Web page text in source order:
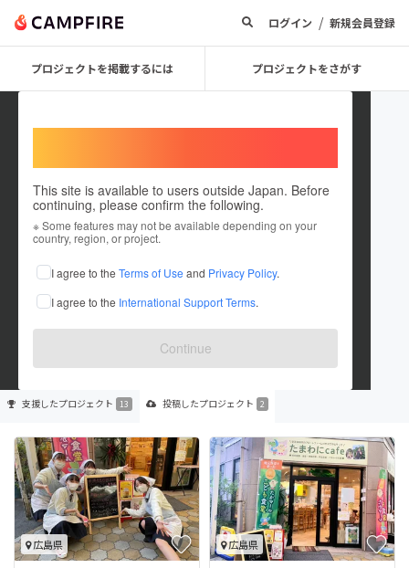
ログイン / 新規会員登録
プロジェクトを掲載するには プロジェクトをさがす
This site is available to users outside Japan. Before
continuing, please confirm the following.
※ Some features may not be available depending on your
country, region, or project.
I agree to the Terms of Use and Privacy Policy.
I agree to the International Support Terms.
Continue
kaori_kitchen
これまでに13回支援して2件のプロジェクトを投稿しています
在住国：日本 現在地：未設定
出身国：日本 出身地：未設定
支援したプロジェクト 13 投稿したプロジェクト 2
広島県 広島県